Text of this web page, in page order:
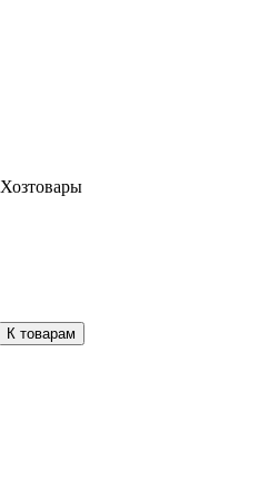
Хозтовары
К товарам